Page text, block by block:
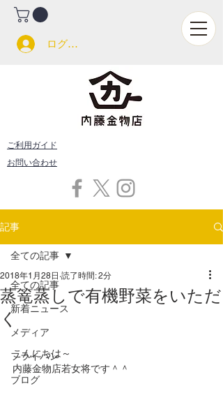
ログイン
ご利用ガイド
お問い合わせ
記事
全ての記事
新着ニュース
メディア
フライパン
ブログ
全ての記事
蒸篭蒸しで有機野菜をいただ
く
2018年1月28日 読了時間: 2分
こんにちは～
内藤金物店若女将です＾＾